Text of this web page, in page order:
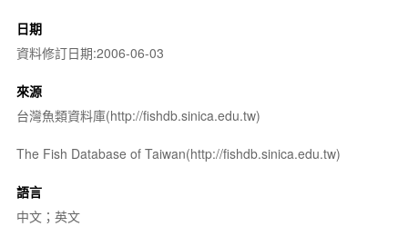
日期
資料修訂日期:2006-06-03
來源
台灣魚類資料庫(http://fishdb.sinica.edu.tw)
The Fish Database of Taiwan(http://fishdb.sinica.edu.tw)
語言
中文；英文